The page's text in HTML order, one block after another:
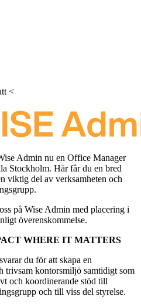
<
Admin nu en Office Manager
Stockholm. Här får du en bred
viktig del av verksamheten och
på Wise Admin med placering i
överenskommelse.
WHERE IT MATTERS
du för att skapa en
trivsam kontorsmiljö samtidigt som
och koordinerande stöd till
och till viss del styrelse.